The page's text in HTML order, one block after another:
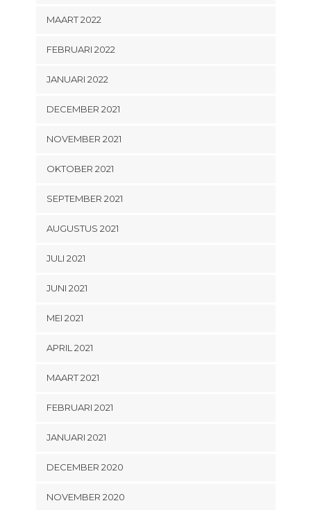
MAART 2022
FEBRUARI 2022
JANUARI 2022
DECEMBER 2021
NOVEMBER 2021
OKTOBER 2021
SEPTEMBER 2021
AUGUSTUS 2021
JULI 2021
JUNI 2021
MEI 2021
APRIL 2021
MAART 2021
FEBRUARI 2021
JANUARI 2021
DECEMBER 2020
NOVEMBER 2020